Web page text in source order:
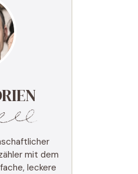
mit dem
leckere